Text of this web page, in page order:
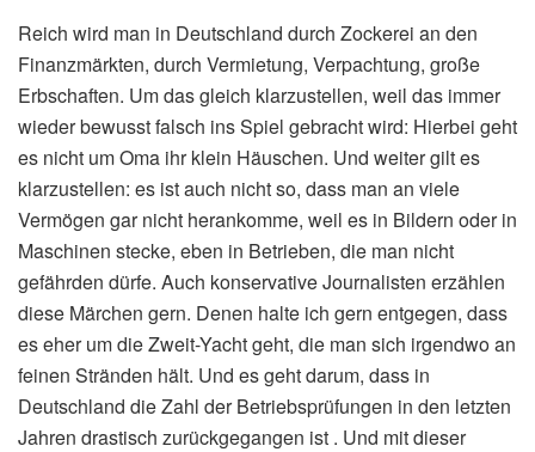
Reich wird man in Deutschland durch Zockerei an den
Finanzmärkten, durch Vermietung, Verpachtung, große
Erbschaften. Um das gleich klarzustellen, weil das immer
wieder bewusst falsch ins Spiel gebracht wird: Hierbei geht
es nicht um Oma ihr klein Häuschen. Und weiter gilt es
klarzustellen: es ist auch nicht so, dass man an viele
Vermögen gar nicht herankomme, weil es in Bildern oder in
Maschinen stecke, eben in Betrieben, die man nicht
gefährden dürfe. Auch konservative Journalisten erzählen
diese Märchen gern. Denen halte ich gern entgegen, dass
es eher um die Zweit-Yacht geht, die man sich irgendwo an
feinen Stränden hält. Und es geht darum, dass in
Deutschland die Zahl der Betriebsprüfungen in den letzten
Jahren drastisch zurückgegangen ist . Und mit dieser